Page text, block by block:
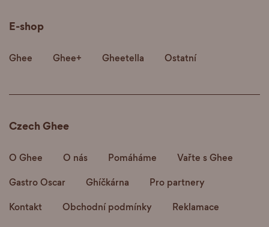
Czech Ghee
O Ghee O nás Pomáháme
Vařte s Ghee
Gastro Oscar
Ghíčkárna
Pro partnery
Kontakt
Obchodní podmínky Reklamace
E-shop
Ghee Ghee+ Gheetella Ostatní